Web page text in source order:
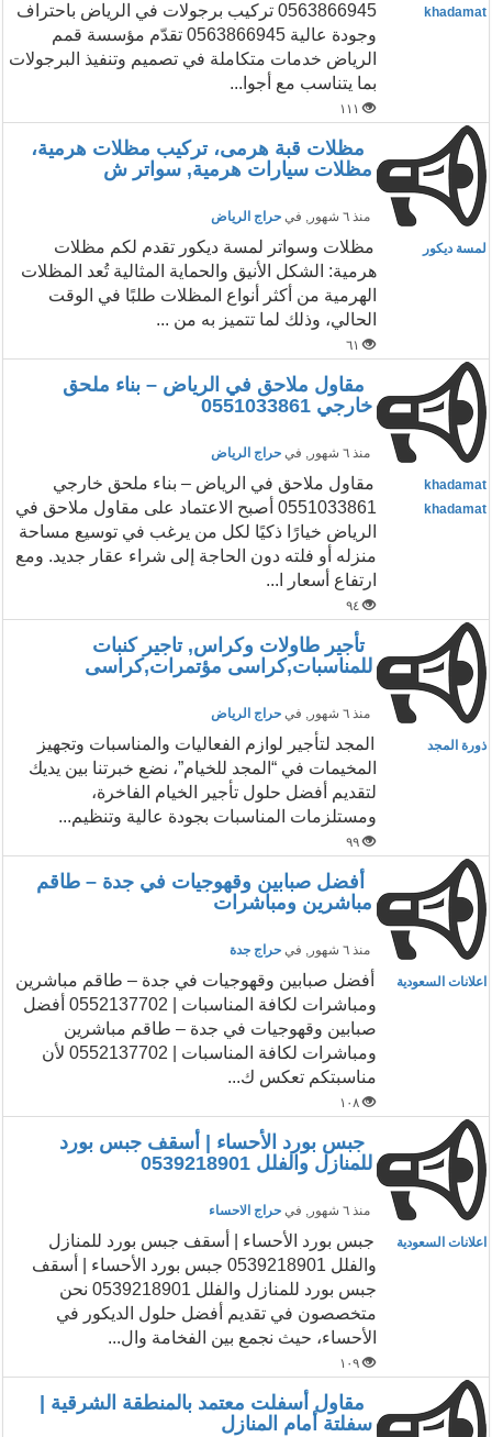
khadamat
0563866945 تركيب برجولات في الرياض باحتراف
وجودة عالية 0563866945 تقدّم مؤسسة قمم
الرياض خدمات متكاملة في تصميم وتنفيذ البرجولات
بما يتناسب مع أجوا...
١١١
مظلات قبة هرمى، تركيب مظلات هرمية،
مظلات سيارات هرمية, سواتر ش
منذ ٦ شهور , في حراج الرياض
لمسة ديكور
مظلات وسواتر لمسة ديكور تقدم لكم مظلات
هرمية: الشكل الأنيق والحماية المثالية تُعد المظلات
الهرمية من أكثر أنواع المظلات طلبًا في الوقت
الحالي، وذلك لما تتميز به من ...
٦١
مقاول ملاحق في الرياض – بناء ملحق
خارجي 0551033861
منذ ٦ شهور , في حراج الرياض
khadamat
khadamat
مقاول ملاحق في الرياض – بناء ملحق خارجي
0551033861 أصبح الاعتماد على مقاول ملاحق في
الرياض خيارًا ذكيًا لكل من يرغب في توسيع مساحة
منزله أو فلته دون الحاجة إلى شراء عقار جديد. ومع
ارتفاع أسعار ا...
٩٤
تأجير طاولات وكراس, تاجير كنبات
للمناسبات,كراسى مؤتمرات,كراسى
منذ ٦ شهور , في حراج الرياض
ذورة المجد
المجد لتأجير لوازم الفعاليات والمناسبات وتجهيز
المخيمات في “المجد للخيام”، نضع خبرتنا بين يديك
لتقديم أفضل حلول تأجير الخيام الفاخرة،
ومستلزمات المناسبات بجودة عالية وتنظيم...
٩٩
أفضل صبابين وقهوجيات في جدة – طاقم
مباشرين ومباشرات
منذ ٦ شهور , في حراج جدة
اعلانات السعودية
أفضل صبابين وقهوجيات في جدة – طاقم مباشرين
ومباشرات لكافة المناسبات | 0552137702 أفضل
صبابين وقهوجيات في جدة – طاقم مباشرين
ومباشرات لكافة المناسبات | 0552137702 لأن
مناسبتكم تعكس ك...
١٠٨
جبس بورد الأحساء | أسقف جبس بورد
للمنازل والفلل 0539218901
منذ ٦ شهور , في حراج الاحساء
اعلانات السعودية
جبس بورد الأحساء | أسقف جبس بورد للمنازل
والفلل 0539218901 جبس بورد الأحساء | أسقف
جبس بورد للمنازل والفلل 0539218901 نحن
متخصصون في تقديم أفضل حلول الديكور في
الأحساء، حيث نجمع بين الفخامة وال...
١٠٩
مقاول أسفلت معتمد بالمنطقة الشرقية |
سفلتة أمام المنازل